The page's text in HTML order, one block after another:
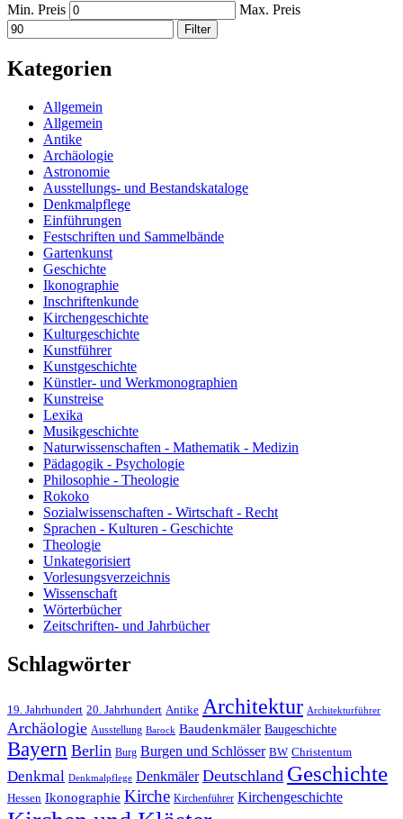
Min. Preis Max. Preis
Filter
Kategorien
Allgemein
Allgemein
Antike
Archäologie
Astronomie
Ausstellungs- und Bestandskataloge
Denkmalpflege
Einführungen
Festschriften und Sammelbände
Gartenkunst
Geschichte
Ikonographie
Inschriftenkunde
Kirchengeschichte
Kulturgeschichte
Kunstführer
Kunstgeschichte
Künstler- und Werkmonographien
Kunstreise
Lexika
Musikgeschichte
Naturwissenschaften - Mathematik - Medizin
Pädagogik - Psychologie
Philosophie - Theologie
Rokoko
Sozialwissenschaften - Wirtschaft - Recht
Sprachen - Kulturen - Geschichte
Theologie
Unkategorisiert
Vorlesungsverzeichnis
Wissenschaft
Wörterbücher
Zeitschriften- und Jahrbücher
Schlagwörter
19. Jahrhundert 20. Jahrhundert Antike Architektur Architekturführer
Archäologie Ausstellung Barock Baudenkmäler Baugeschichte
Bayern Berlin Burg Burgen und Schlösser BW Christentum
Denkmal Denkmalpflege Denkmäler Deutschland Geschichte
Hessen Ikonographie Kirche Kirchenführer Kirchengeschichte